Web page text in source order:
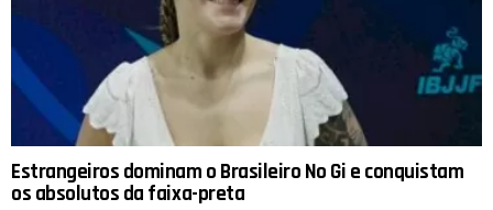
Estrangeiros dominam o Brasileiro No Gi e conquistam
os absolutos da faixa-preta